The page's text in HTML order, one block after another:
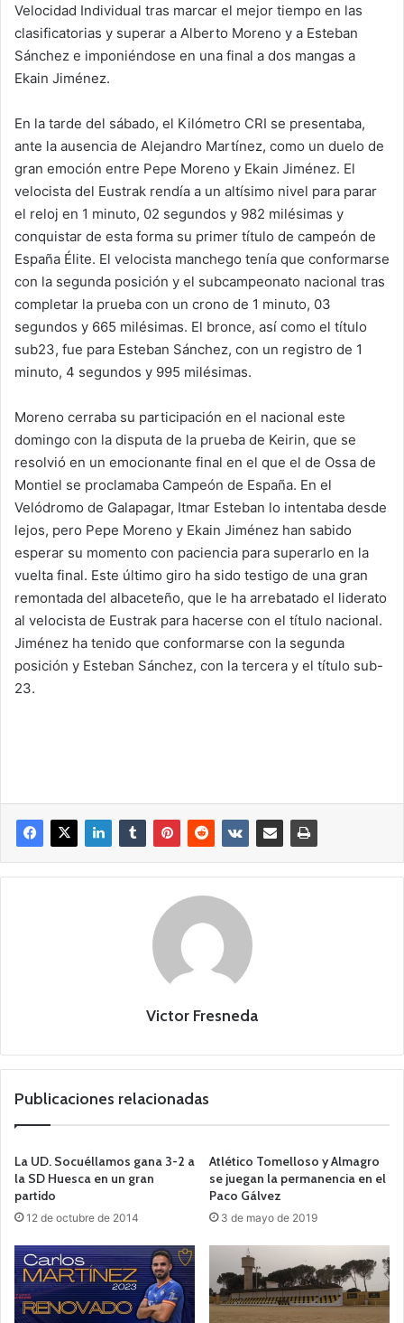
Velocidad Individual tras marcar el mejor tiempo en las
clasificatorias y superar a Alberto Moreno y a Esteban
Sánchez e imponiéndose en una final a dos mangas a
Ekain Jiménez.
En la tarde del sábado, el Kilómetro CRI se presentaba,
ante la ausencia de Alejandro Martínez, como un duelo de
gran emoción entre Pepe Moreno y Ekain Jiménez. El
velocista del Eustrak rendía a un altísimo nivel para parar
el reloj en 1 minuto, 02 segundos y 982 milésimas y
conquistar de esta forma su primer título de campeón de
España Élite. El velocista manchego tenía que conformarse
con la segunda posición y el subcampeonato nacional tras
completar la prueba con un crono de 1 minuto, 03
segundos y 665 milésimas. El bronce, así como el título
sub23, fue para Esteban Sánchez, con un registro de 1
minuto, 4 segundos y 995 milésimas.
Moreno cerraba su participación en el nacional este
domingo con la disputa de la prueba de Keirin, que se
resolvió en un emocionante final en el que el de Ossa de
Montiel se proclamaba Campeón de España. En el
Velódromo de Galapagar, Itmar Esteban lo intentaba desde
lejos, pero Pepe Moreno y Ekain Jiménez han sabido
esperar su momento con paciencia para superarlo en la
vuelta final. Este último giro ha sido testigo de una gran
remontada del albaceteño, que le ha arrebatado el liderato
al velocista de Eustrak para hacerse con el título nacional.
Jiménez ha tenido que conformarse con la segunda
posición y Esteban Sánchez, con la tercera y el título sub-
23.
Victor Fresneda
Publicaciones relacionadas
La UD. Socuéllamos gana 3-2 a
la SD Huesca en un gran
partido
12 de octubre de 2014
Atlético Tomelloso y Almagro
se juegan la permanencia en el
Paco Gálvez
3 de mayo de 2019